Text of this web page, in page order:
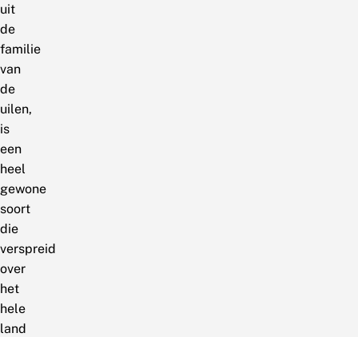
uit
de
familie
van
de
uilen,
is
een
heel
gewone
soort
die
verspreid
over
het
hele
land